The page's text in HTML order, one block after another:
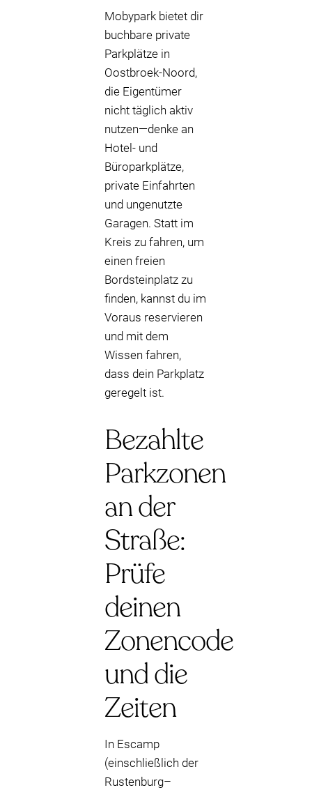
Mobypark bietet dir
buchbare private
Parkplätze in
Oostbroek-Noord,
die Eigentümer
nicht täglich aktiv
nutzen—denke an
Hotel- und
Büroparkplätze,
private Einfahrten
und ungenutzte
Garagen. Statt im
Kreis zu fahren, um
einen freien
Bordsteinplatz zu
finden, kannst du im
Voraus reservieren
und mit dem
Wissen fahren,
dass dein Parkplatz
geregelt ist.
Bezahlte
Parkzonen
an der
Straße:
Prüfe
deinen
Zonencode
und die
Zeiten
In Escamp
(einschließlich der
Rustenburg–